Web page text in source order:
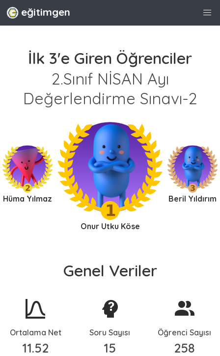
eğitimgen
İlk 3'e Giren Öğrenciler
2.Sınıf NİSAN Ayı
Değerlendirme Sınavı-2
Hüma Yılmaz
Onur Utku Köse
Beril Yıldırım
Genel Veriler
Ortalama Net
11.52
Soru Sayısı
15
Öğrenci Sayısı
258